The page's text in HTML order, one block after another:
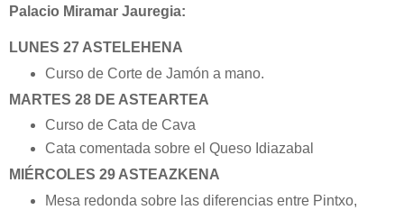
Palacio Miramar Jauregia:
LUNES 27 ASTELEHENA
Curso de Corte de Jamón a mano.
MARTES 28 DE ASTEARTEA
Curso de Cata de Cava
Cata comentada sobre el Queso Idiazabal
MIÉRCOLES 29 ASTEAZKENA
Mesa redonda sobre las diferencias entre Pintxo,